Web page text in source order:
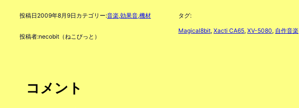
投稿日 2009年8月9日 カテゴリー:音楽,効果音,機材
投稿者:necobit（ねこびっと）
タグ:
Magical8bit, Xacti CA65, XV-5080, 自作音楽
コメント